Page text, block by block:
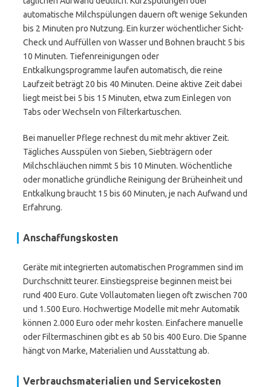
automatische Milchspülungen dauern oft wenige Sekunden
bis 2 Minuten pro Nutzung. Ein kurzer wöchentlicher Sicht-
Check und Auffüllen von Wasser und Bohnen braucht 5 bis
10 Minuten. Tiefenreinigungen oder
Entkalkungsprogramme laufen automatisch, die reine
Laufzeit beträgt 20 bis 40 Minuten. Deine aktive Zeit dabei
liegt meist bei 5 bis 15 Minuten, etwa zum Einlegen von
Tabs oder Wechseln von Filterkartuschen.
Bei manueller Pflege rechnest du mit mehr aktiver Zeit.
Tägliches Ausspülen von Sieben, Siebträgern oder
Milchschläuchen nimmt 5 bis 10 Minuten. Wöchentliche
oder monatliche gründliche Reinigung der Brüheinheit und
Entkalkung braucht 15 bis 60 Minuten, je nach Aufwand und
Erfahrung.
Anschaffungskosten
Geräte mit integrierten automatischen Programmen sind im
Durchschnitt teurer. Einstiegspreise beginnen meist bei
rund 400 Euro. Gute Vollautomaten liegen oft zwischen 700
und 1.500 Euro. Hochwertige Modelle mit mehr Automatik
können 2.000 Euro oder mehr kosten. Einfachere manuelle
oder Filtermaschinen gibt es ab 50 bis 400 Euro. Die Spanne
hängt von Marke, Materialien und Ausstattung ab.
Verbrauchsmaterialien und Servicekosten